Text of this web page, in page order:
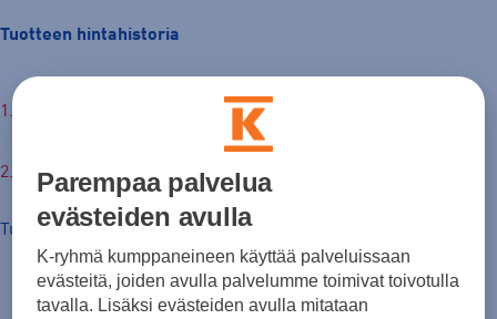
Tuotteen hintahistoria
Tuotteen hinta nyt
Parempaa palvelua
evästeiden avulla
K-ryhmä kumppaneineen käyttää palveluissaan
evästeitä, joiden avulla palvelumme toimivat toivotulla
tavalla. Lisäksi evästeiden avulla mitataan